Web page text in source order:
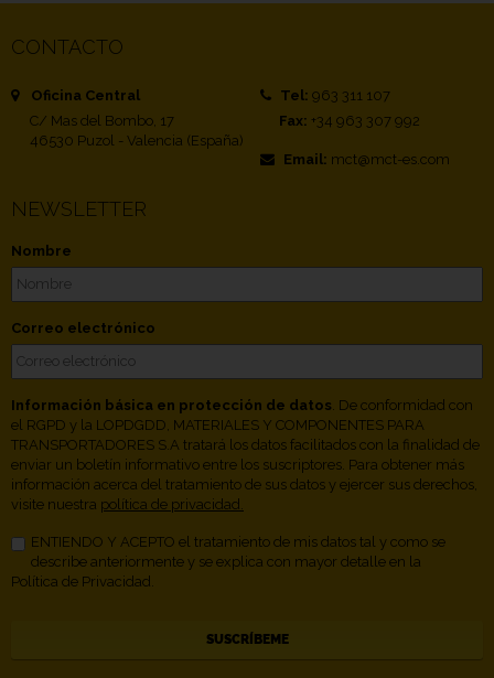
CONTACTO
Oficina Central
C/ Mas del Bombo, 17
46530 Puzol - Valencia (España)
Tel: 963 311 107
Fax: +34 963 307 992
Email: mct@mct-es.com
NEWSLETTER
Nombre
Correo electrónico
Información básica en protección de datos . De conformidad con
el RGPD y la LOPDGDD, MATERIALES Y COMPONENTES PARA
TRANSPORTADORES S.A tratará los datos facilitados con la finalidad de
enviar un boletín informativo entre los suscriptores. Para obtener más
información acerca del tratamiento de sus datos y ejercer sus derechos,
visite nuestra política de privacidad.
ENTIENDO Y ACEPTO el tratamiento de mis datos tal y como se
describe anteriormente y se explica con mayor detalle en la
Política de Privacidad.